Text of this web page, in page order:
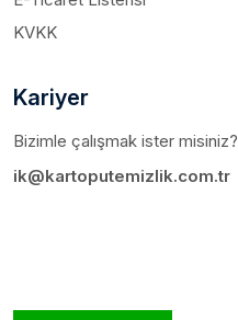
KVKK
Kariyer
Bizimle çalışmak ister misiniz?
ik@kartoputemizlik.com.tr